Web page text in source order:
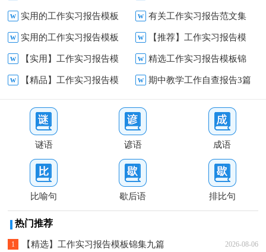
集7篇 合集9篇
w 实用的工作实习报告模板
汇总五篇
w 有关工作实习报告范文集
合8篇
w 实用的工作实习报告模板
汇编六篇
w 【推荐】工作实习报告模
板汇编七篇
w 【实用】工作实习报告模
板锦集7篇
w 精选工作实习报告模板锦
集八篇
w 【精品】工作实习报告模 w 期中教学工作自查报告3篇
谜语 谚语 成语
比喻句 歇后语 排比句
热门推荐
1 【精选】工作实习报告模板锦集九篇 2026-08-06